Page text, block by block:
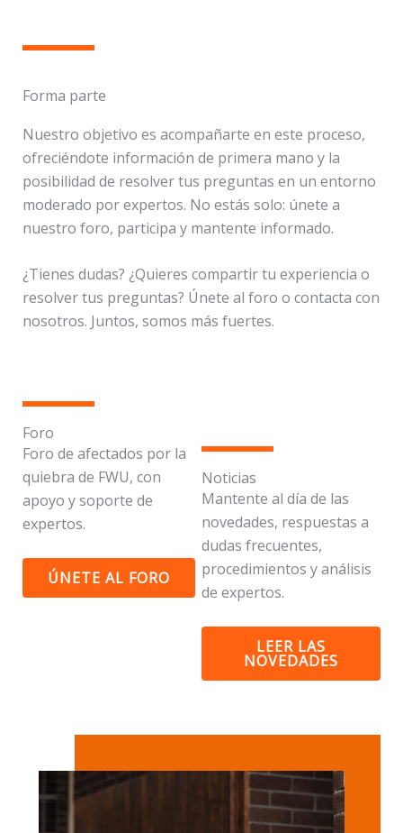
Forma parte
Nuestro objetivo es acompañarte en este proceso,
ofreciéndote información de primera mano y la
posibilidad de resolver tus preguntas en un entorno
moderado por expertos. No estás solo: únete a
nuestro foro, participa y mantente informado.
¿Tienes dudas? ¿Quieres compartir tu experiencia o
resolver tus preguntas? Únete al foro o contacta con
nosotros. Juntos, somos más fuertes.
Foro
Foro de afectados por la
quiebra de FWU, con
apoyo y soporte de
expertos.
ÚNETE AL FORO
Noticias
Mantente al día de las
novedades, respuestas a
dudas frecuentes,
procedimientos y análisis
de expertos.
LEER LAS
NOVEDADES